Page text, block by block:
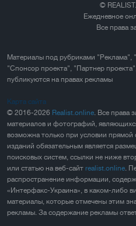
©
Ежедневное
Все права
Материалы под рубриками "Реклама",
"Спонсор проекта", "Партнер
публикуются на правах рекламы
Карта сайта
© 2016-2026 Realist.online . Все
материалов и фотографий,
возможна только при условии прямой
изданий обязательным является
поисковых систем, ссылки не ниже
или статью на веб-сайт realist.online .
распространение информации,
«Интерфакс-Украина», в каком-либо
материалы, которые отмечены этим
рекламы. За содержание рекламы